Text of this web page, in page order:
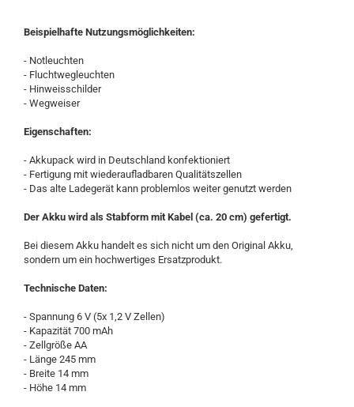
Beispielhafte Nutzungsmöglichkeiten:
- Notleuchten
- Fluchtwegleuchten
- Hinweisschilder
- Wegweiser
Eigenschaften:
- Akkupack wird in Deutschland konfektioniert
- Fertigung mit wiederaufladbaren Qualitätszellen
- Das alte Ladegerät kann problemlos weiter genutzt werden
Der Akku wird als Stabform mit Kabel (ca. 20 cm) gefertigt.
Bei diesem Akku handelt es sich nicht um den Original Akku,
sondern um ein hochwertiges Ersatzprodukt.
Technische Daten:
- Spannung 6 V (5x 1,2 V Zellen)
- Kapazität 700 mAh
- Zellgröße AA
- Länge 245 mm
- Breite 14 mm
- Höhe 14 mm